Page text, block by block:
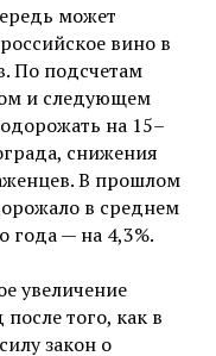
может
вино в
По подсчетам
и следующем
на 15–
снижения
В прошлом
в среднем
года — на 4,3%.
увеличение
того, как в
закон о